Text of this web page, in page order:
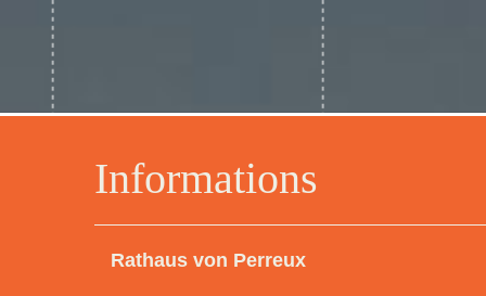
Informations
Rathaus von Perreux